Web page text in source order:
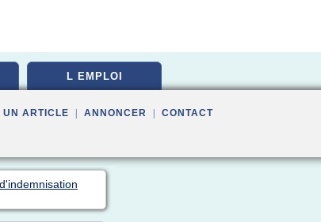
L EMPLOI
UN ARTICLE ANNONCER CONTACT